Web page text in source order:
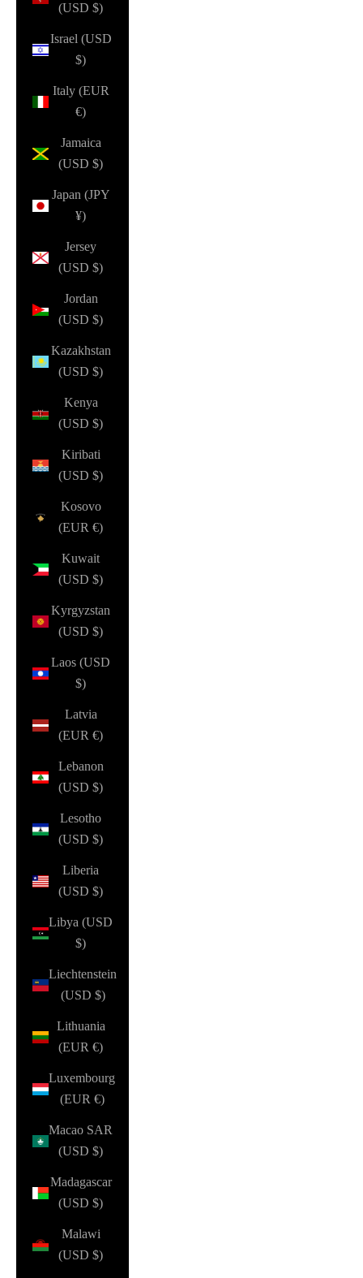
(USD $)
Israel (USD
$)
Italy (EUR
€)
Jamaica
(USD $)
Japan (JPY
¥)
Jersey
(USD $)
Jordan
(USD $)
Kazakhstan
(USD $)
Kenya
(USD $)
Kiribati
(USD $)
Kosovo
(EUR €)
Kuwait
(USD $)
Kyrgyzstan
(USD $)
Laos (USD
$)
Latvia
(EUR €)
Lebanon
(USD $)
Lesotho
(USD $)
Liberia
(USD $)
Libya (USD
$)
Liechtenstein
(USD $)
Lithuania
(EUR €)
Luxembourg
(EUR €)
Macao SAR
(USD $)
Madagascar
(USD $)
Malawi
(USD $)